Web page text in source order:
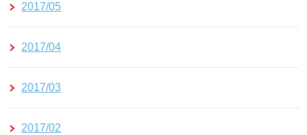
2017/05
2017/04
2017/03
2017/02